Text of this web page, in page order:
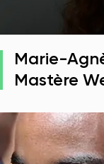
Marie-
Mastère